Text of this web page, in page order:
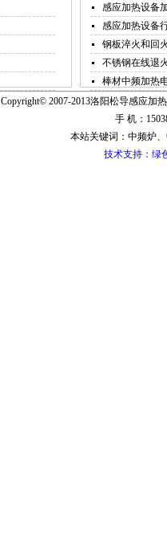
感应加热设备
感应加热设备
钢板淬火和回
不锈钢在线退
棒材中频加热
Copyright© 2007-2013洛阳松导感应加
手 机：
本站关键词：中频炉
技术支持：绿